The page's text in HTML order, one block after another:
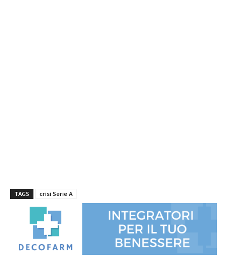
TAGS crisi Serie A